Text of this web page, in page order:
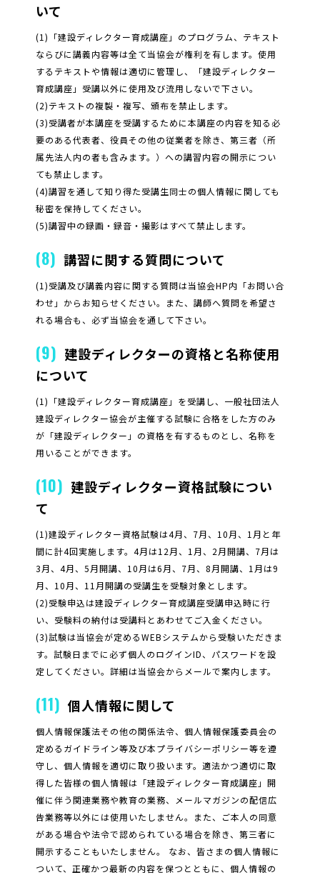
いて
(1)「建設ディレクター育成講座」のプログラム、テキスト
ならびに講義内容等は全て当協会が権利を有します。使用
するテキストや情報は適切に管理し、「建設ディレクター
育成講座」受講以外に使用及び流用しないで下さい。
(2)テキストの複製・複写、頒布を禁止します。
(3)受講者が本講座を受講するために本講座の内容を知る必
要のある代表者、役員その他の従業者を除き、第三者（所
属先法人内の者も含みます。）への講習内容の開示につい
ても禁止します。
(4)講習を通して知り得た受講生同士の個人情報に関しても
秘密を保持してください。
(5)講習中の録画・録音・撮影はすべて禁止します。
(8) 講習に関する質問について
(1)受講及び講義内容に関する質問は当協会HP内「お問い合
わせ」からお知らせください。また、講師へ質問を希望さ
れる場合も、必ず当協会を通して下さい。
(9) 建設ディレクターの資格と名称使用
について
(1)「建設ディレクター育成講座」を受講し、一般社団法人
建設ディレクター協会が主催する試験に合格をした方のみ
が「建設ディレクター」の資格を有するものとし、名称を
用いることができます。
(10) 建設ディレクター資格試験につい
て
(1)建設ディレクター資格試験は4月、7月、10月、1月と年
間に計4回実施します。4月は12月、1月、2月開講、7月は
3月、4月、5月開講、10月は6月、7月、8月開講、1月は9
月、10月、11月開講の受講生を受験対象とします。
(2)受験申込は建設ディレクター育成講座受講申込時に行
い、受験料の納付は受講料とあわせてご入金ください。
(3)試験は当協会が定めるWEBシステムから受験いただきま
す。試験日までに必ず個人のログインID、パスワードを設
定してください。詳細は当協会からメールで案内します。
(11) 個人情報に関して
個人情報保護法その他の関係法令、個人情報保護委員会の
定めるガイドライン等及び本プライバシーポリシー等を遵
守し、個人情報を適切に取り扱います。適法かつ適切に取
得した皆様の個人情報は「建設ディレクター育成講座」開
催に伴う関連業務や教育の業務、メールマガジンの配信広
告業務等以外には使用いたしません。また、ご本人の同意
がある場合や法令で認められている場合を除き、第三者に
開示することもいたしません。 なお、皆さまの個人情報に
ついて、正確かつ最新の内容を保つとともに、個人情報の